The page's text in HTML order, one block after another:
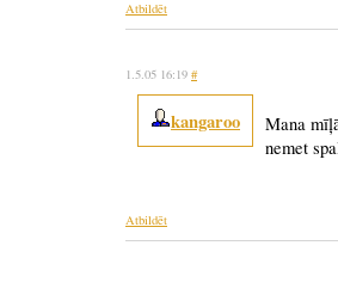
Atbildēt
1.5.05 16:19 #
kangaroo
Mana
nemet
Atbildēt